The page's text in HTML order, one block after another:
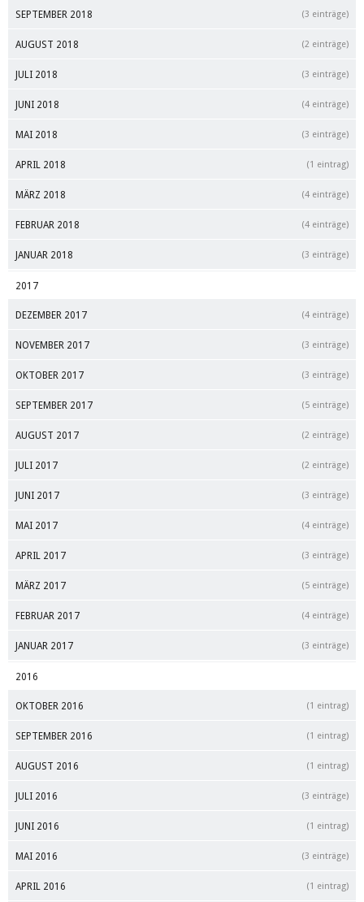
SEPTEMBER 2018 (3 einträge)
AUGUST 2018 (2 einträge)
JULI 2018 (3 einträge)
JUNI 2018 (4 einträge)
MAI 2018 (3 einträge)
APRIL 2018 (1 eintrag)
MÄRZ 2018 (4 einträge)
FEBRUAR 2018 (4 einträge)
JANUAR 2018 (3 einträge)
2017
DEZEMBER 2017 (4 einträge)
NOVEMBER 2017 (3 einträge)
OKTOBER 2017 (3 einträge)
SEPTEMBER 2017 (5 einträge)
AUGUST 2017 (2 einträge)
JULI 2017 (2 einträge)
JUNI 2017 (3 einträge)
MAI 2017 (4 einträge)
APRIL 2017 (3 einträge)
MÄRZ 2017 (5 einträge)
FEBRUAR 2017 (4 einträge)
JANUAR 2017 (3 einträge)
2016
OKTOBER 2016 (1 eintrag)
SEPTEMBER 2016 (1 eintrag)
AUGUST 2016 (1 eintrag)
JULI 2016 (3 einträge)
JUNI 2016 (1 eintrag)
MAI 2016 (3 einträge)
APRIL 2016 (1 eintrag)